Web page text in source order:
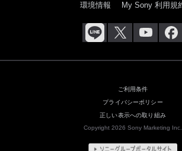
環境情報
My Sony 利用規
ご利用条件
プライバシーポリシー
正しい表示への取り組み
Copyright 2026 Sony Marketing Inc.